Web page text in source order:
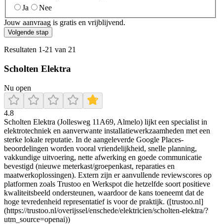
Ja
Nee
Jouw aanvraag is gratis en vrijblijvend.
Volgende stap
Resultaten 1-21 van 21
Scholten Elektra
Nu open
4.8
Scholten Elektra (Jollesweg 11A69, Almelo) lijkt een specialist in
elektrotechniek en aanverwante installatiewerkzaamheden met een
sterke lokale reputatie. In de aangeleverde Google Places-
beoordelingen worden vooral vriendelijkheid, snelle planning,
vakkundige uitvoering, nette afwerking en goede communicatie
bevestigd (nieuwe meterkast/groepenkast, reparaties en
maatwerkoplossingen). Extern zijn er aanvullende reviewscores op
platformen zoals Trustoo en Werkspot die hetzelfde soort positieve
kwaliteitsbeeld ondersteunen, waardoor de kans toeneemt dat de
hoge tevredenheid representatief is voor de praktijk. ([trustoo.nl]
(https://trustoo.nl/overijssel/enschede/elektricien/scholten-elektra/?
utm_source=openai))